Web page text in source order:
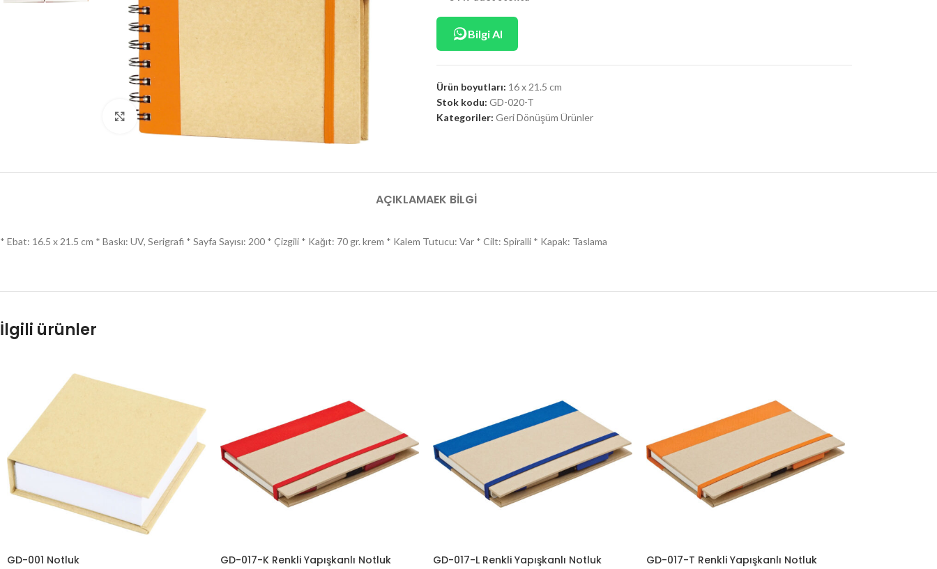
Click to enlarge
Bilgi Al
Ürün boyutları: 16 x 21.5 cm
Stok kodu: GD-020-T
Kategoriler: Geri Dönüşüm Ürünler
AÇIKLAMAEK BILGI
* Ebat: 16.5 x 21.5 cm * Baskı: UV, Serigrafi * Sayfa Sayısı: 200 * Çizgili * Kağıt: 70 gr. krem * Kalem Tutucu: Var * Cilt: Spiralli * Kapak: Taslama
İlgili ürünler
GD-001 Notluk GD-017-K Renkli Yapışkanlı Notluk GD-017-L Renkli Yapışkanlı Notluk GD-017-T Renkli Yapışkanlı Notluk